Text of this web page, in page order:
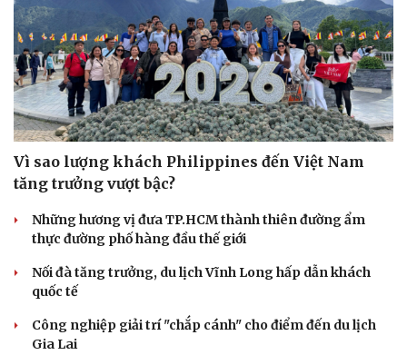
Vì sao lượng khách Philippines đến Việt Nam
tăng trưởng vượt bậc?
Những hương vị đưa TP.HCM thành thiên đường ẩm
thực đường phố hàng đầu thế giới
Nối đà tăng trưởng, du lịch Vĩnh Long hấp dẫn khách
quốc tế
Công nghiệp giải trí "chắp cánh" cho điểm đến du lịch
Gia Lai